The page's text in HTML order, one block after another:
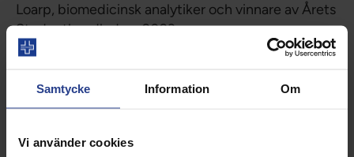
Samtycke Information Om
Vi använder cookies
Loarp, biomedicinsk analytiker och vinnare av Årets
Studenthandledare 2023.
Vårdförbundet Student organiserar 8000
studenter och finns till hands under medlemmarnas
utbildning. Att ha en bra praktik är grundläggande
– Att ha en bra handledare är avgörande för oss